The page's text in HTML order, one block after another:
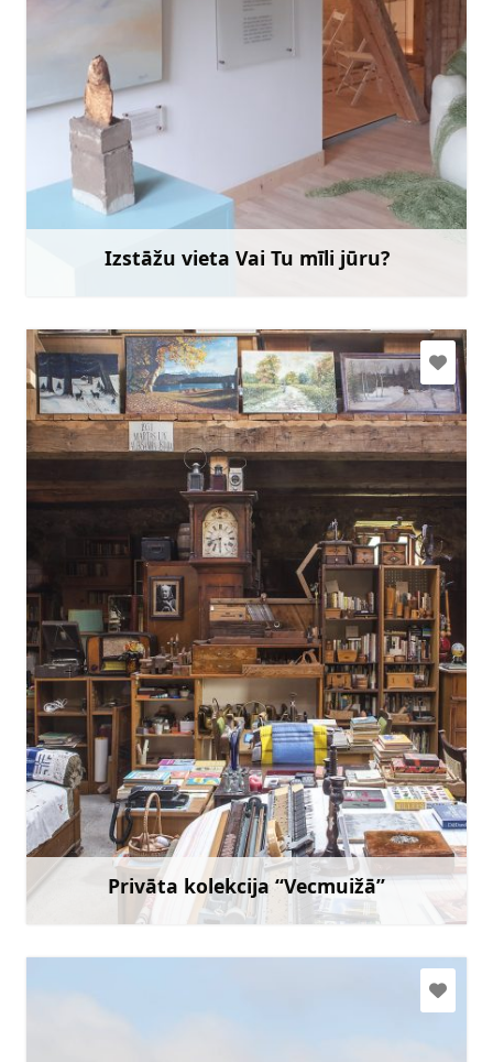
Izstāžu vieta Vai Tu mīli jūru?
rojasmuzejs@talsi.lv
29432899
Doties
Uzzināt vairāk
Privāta kolekcija “Vecmuižā”
gunars.laicans@gmail.com
+371 29473828
Doties
Uzzināt vairāk